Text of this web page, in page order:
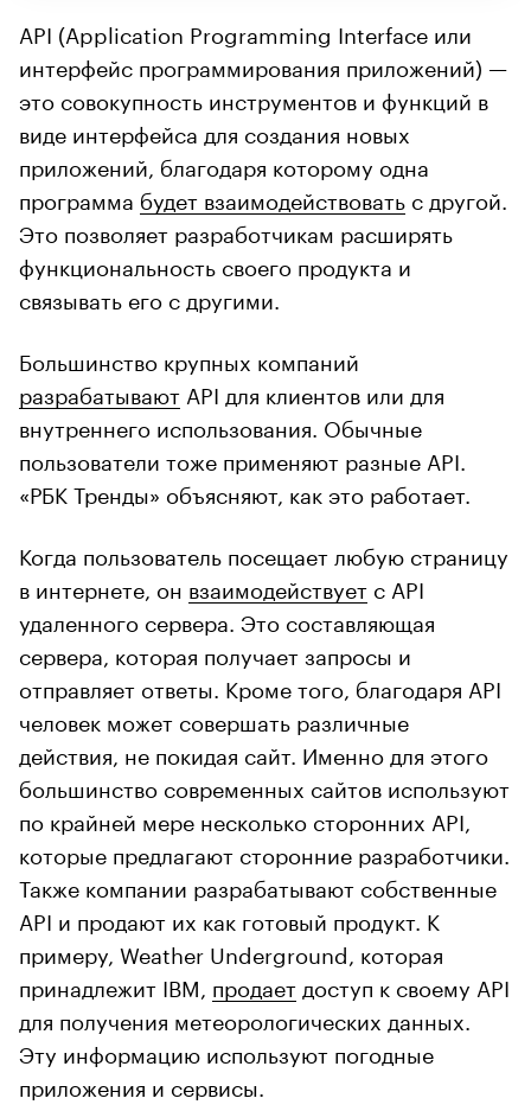
API (Application Programming Interface или
интерфейс программирования приложений) —
это совокупность инструментов и функций в
виде интерфейса для создания новых
приложений, благодаря которому одна
программа будет взаимодействовать с другой.
Это позволяет разработчикам расширять
функциональность своего продукта и
связывать его с другими.
Большинство крупных компаний
разрабатывают API для клиентов или для
внутреннего использования. Обычные
пользователи тоже применяют разные API.
«РБК Тренды» объясняют, как это работает.
Когда пользователь посещает любую страницу
в интернете, он взаимодействует с API
удаленного сервера. Это составляющая
сервера, которая получает запросы и
отправляет ответы. Кроме того, благодаря API
человек может совершать различные
действия, не покидая сайт. Именно для этого
большинство современных сайтов используют
по крайней мере несколько сторонних API,
которые предлагают сторонние разработчики.
Также компании разрабатывают собственные
API и продают их как готовый продукт. К
примеру, Weather Underground, которая
принадлежит IBM, продает доступ к своему API
для получения метеорологических данных.
Эту информацию используют погодные
приложения и сервисы.